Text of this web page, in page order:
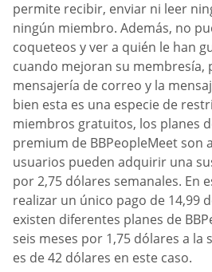
permite recibir, enviar ni leer
ningún miembro. Además, no
coqueteos y ver a quién le han
cuando mejoran su membresía,
mensajería de correo y la
bien esta es una especie de
miembros gratuitos, los planes
premium de BBPeopleMeet son
usuarios pueden adquirir una
por 2,75 dólares semanales. En
realizar un único pago de 14,99
existen diferentes planes de
seis meses por 1,75 dólares a la
es de 42 dólares en este caso.